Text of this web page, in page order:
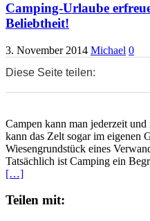
Camping-Urlaube
Beliebtheit!
3. November 2014 Michael 0
Diese Seite teilen:
Campen kann man jederzeit
kann das Zelt sogar im eigenen
Wiesengrundstück eines
Tatsächlich ist Camping ein
[…]
Teilen mit: